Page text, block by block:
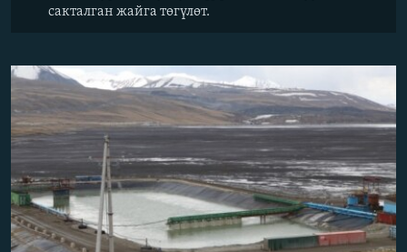
сакталган жайга төгүлөт.